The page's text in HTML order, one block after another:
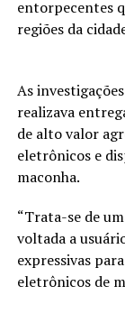
entorpecentes
regiões da
As
realizava
de alto valor
eletrônicos e
maconha.
“Trata-se de
voltada a
expressivas
eletrônicos de